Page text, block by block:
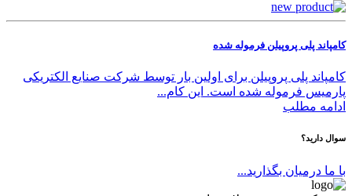
کامپاند پلی پروپیلن فرموله شده
کامپاند پلی پروپیلن برای اولین بار توسط شرکت صنایع الکتریکی
پارمیس فرموله شده است. این کام...
ادامه مطلب
سوال دارید؟
با ما درمیان بگذارید...